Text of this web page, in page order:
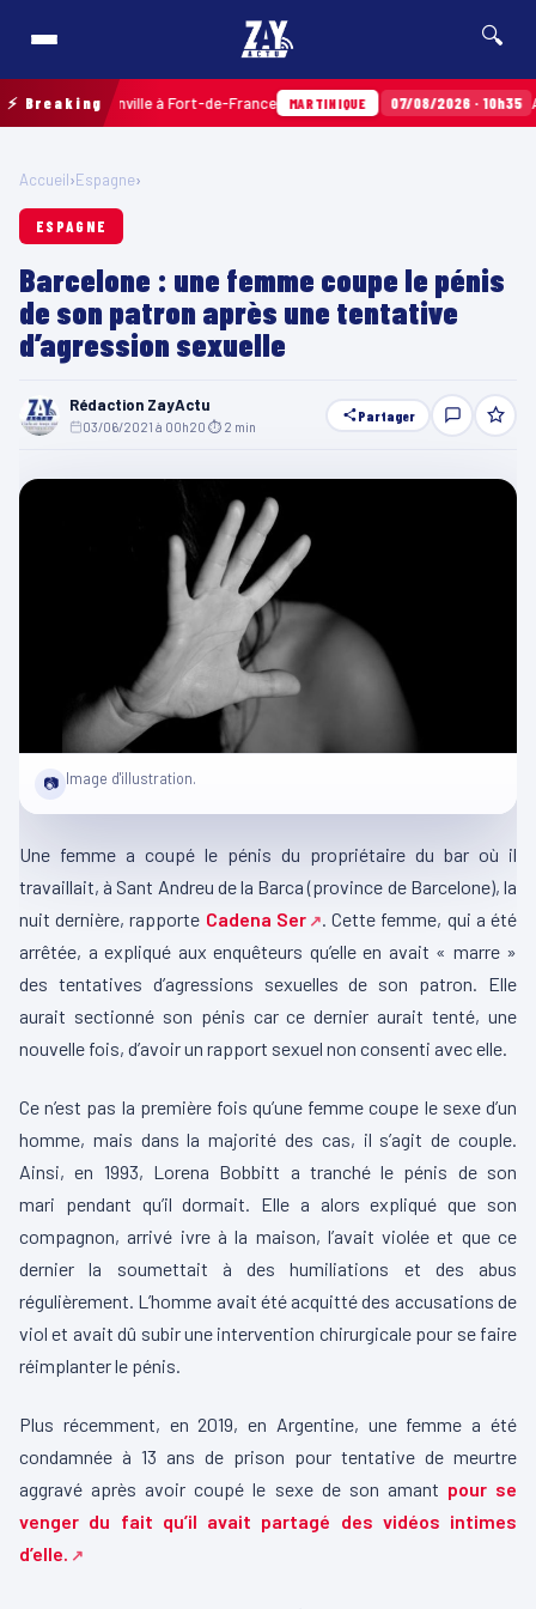
🔍
⚡ BreakingSainville à Fort-de-France MARTINIQUE 07/08/2026 · 10h35
Accueil›Espagne›
ESPAGNE
Barcelone : une femme coupe le pénis
de son patron après une tentative
d’agression sexuelle
Rédaction ZayActu
03/06/2021 à 00h20 ⏱ 2 min
Partager
📷 Image d'illustration.
Une femme a coupé le pénis du propriétaire du bar où il
travaillait, à Sant Andreu de la Barca (province de Barcelone), la
nuit dernière, rapporte Cadena Ser
. Cette femme, qui a été
arrêtée, a expliqué aux enquêteurs qu’elle en avait « marre »
des tentatives d’agressions sexuelles de son patron. Elle
aurait sectionné son pénis car ce dernier aurait tenté, une
nouvelle fois, d’avoir un rapport sexuel non consenti avec elle.
Ce n’est pas la première fois qu’une femme coupe le sexe d’un
homme, mais dans la majorité des cas, il s’agit de couple.
Ainsi, en 1993, Lorena Bobbitt a tranché le pénis de son
mari pendant qu’il dormait. Elle a alors expliqué que son
compagnon, arrivé ivre à la maison, l’avait violée et que ce
dernier la soumettait à des humiliations et des abus
régulièrement. L’homme avait été acquitté des accusations de
viol et avait dû subir une intervention chirurgicale pour se faire
réimplanter le pénis.
Plus récemment, en 2019, en Argentine, une femme a été
condamnée à 13 ans de prison pour tentative de meurtre
aggravé après avoir coupé le sexe de son amant pour se
venger du fait qu’il avait partagé des vidéos intimes
d’elle.